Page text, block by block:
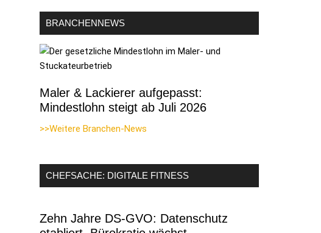
BRANCHENNEWS
Maler & Lackierer aufgepasst:
Mindestlohn steigt ab Juli 2026
>>Weitere Branchen-News
CHEFSACHE: DIGITALE FITNESS
Zehn Jahre DS-GVO: Datenschutz